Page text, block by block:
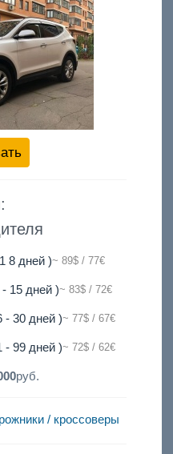
8 дней )~ 89$ / 77€
15 дней )~ 83$ / 72€
- 30 дней )~ 77$ / 67€
- 99 дней )~ 72$ / 62€
руб.
/ кроссоверы